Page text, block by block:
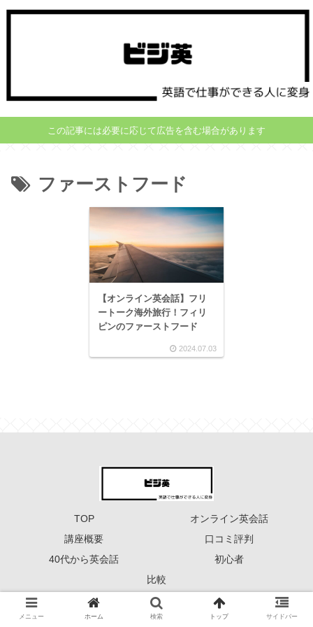
この記事には必要に応じて広告を含む場合があります
ファーストフード
【オンライン英会話】フリ
ートーク海外旅行！フィリ
ピンのファーストフード
2024.07.03
TOP
オンライン英会話
講座概要
口コミ評判
40代から英会話
初心者
比較
Copyright © 2023 ーーー ビジ英 ーーー All Rights Reserved.
メニュー ホーム 検索 トップ サイドバー